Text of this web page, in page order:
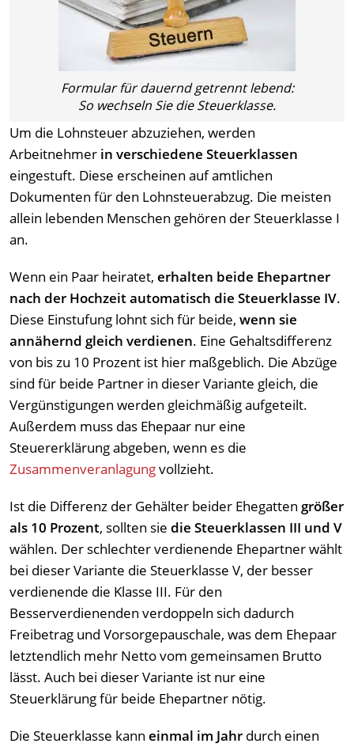
Formular für dauernd getrennt lebend:
So wechseln Sie die Steuerklasse.
Um die Lohnsteuer abzuziehen, werden
Arbeitnehmer in verschiedene Steuerklassen
eingestuft. Diese erscheinen auf amtlichen
Dokumenten für den Lohnsteuerabzug. Die meisten
allein lebenden Menschen gehören der Steuerklasse I
an.
Wenn ein Paar heiratet, erhalten beide Ehepartner
nach der Hochzeit automatisch die Steuerklasse IV.
Diese Einstufung lohnt sich für beide, wenn sie
annähernd gleich verdienen. Eine Gehaltsdifferenz
von bis zu 10 Prozent ist hier maßgeblich. Die Abzüge
sind für beide Partner in dieser Variante gleich, die
Vergünstigungen werden gleichmäßig aufgeteilt.
Außerdem muss das Ehepaar nur eine
Steuererklärung abgeben, wenn es die
Zusammenveranlagungvollzieht.
Ist die Differenz der Gehälter beider Ehegatten größer
als 10 Prozent, sollten sie die Steuerklassen III und V
wählen. Der schlechter verdienende Ehepartner wählt
bei dieser Variante die Steuerklasse V, der besser
verdienende die Klasse III. Für den
Besserverdienenden verdoppeln sich dadurch
Freibetrag und Vorsorgepauschale, was dem Ehepaar
letztendlich mehr Netto vom gemeinsamen Brutto
lässt. Auch bei dieser Variante ist nur eine
Steuerklärung für beide Ehepartner nötig.
Die Steuerklasse kann einmal im Jahr durch einen